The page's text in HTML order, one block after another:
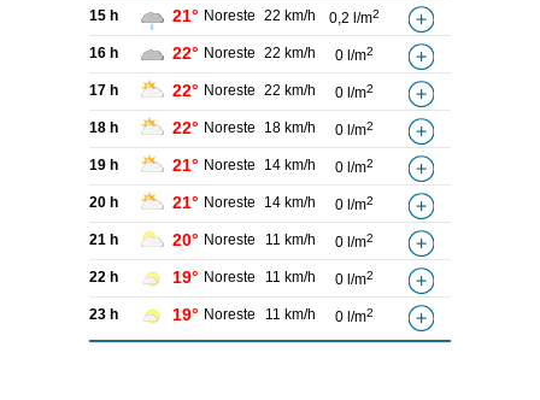
15 h 21° Noreste 22 km/h 0,2 l/m2
16 h 22° Noreste 22 km/h 0 l/m2
17 h 22° Noreste 22 km/h 0 l/m2
18 h 22° Noreste 18 km/h 0 l/m2
19 h 21° Noreste 14 km/h 0 l/m2
20 h 21° Noreste 14 km/h 0 l/m2
21 h 20° Noreste 11 km/h 0 l/m2
22 h 19° Noreste 11 km/h 0 l/m2
23 h 19° Noreste 11 km/h 0 l/m2